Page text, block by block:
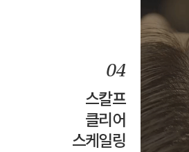
스칼프
클리어
스케일링